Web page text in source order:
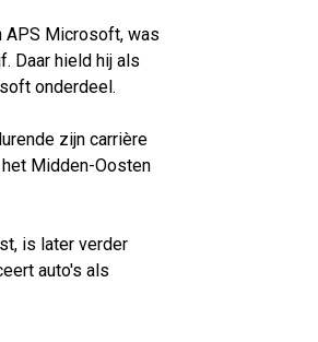
APS Microsoft, was
Daar hield hij als
onderdeel.
zijn carrière
Midden-Oosten
is later verder
auto's als